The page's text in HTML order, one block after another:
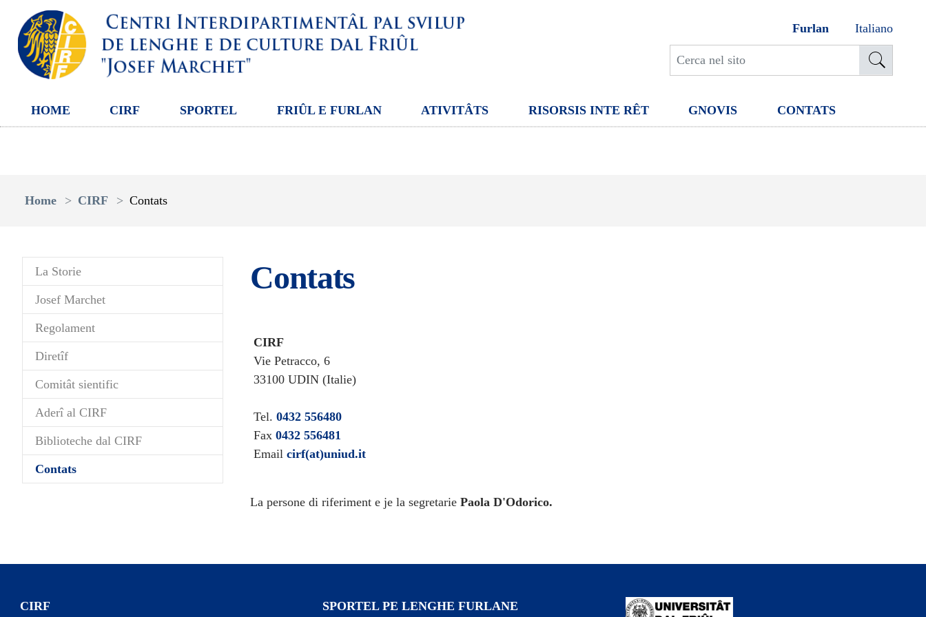
Furlan Italiano
HOME CIRF SPORTEL FRIÛL E FURLAN ATIVITÂTS RISORSIS INTE RÊT GNOVIS CONTATS
Home
CIRF Contats
La Storie
Josef Marchet
Regolament
Diretîf
Comitât sientific
Aderî al CIRF
Biblioteche dal CIRF
Contats(current)
Contats
CIRF
Vie Petracco, 6
33100 UDIN (Italie)
Tel. 0432 556480
Fax 0432 556481
Email cirf(at)uniud.it
La persone di riferiment e je la segretariePaola D'Odorico.
CIRF SPORTEL PE LENGHE FURLANE